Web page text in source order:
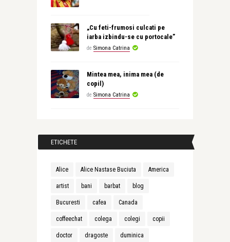
„Cu feti-frumosi culcati pe
iarba izbindu-se cu portocale”
de Simona Catrina
Mintea mea, inima mea (de
copil)
de Simona Catrina
ETICHETE
Alice Alice Nastase Buciuta America
artist bani barbat blog
Bucuresti cafea Canada
coffeechat colega colegi copii
doctor dragoste duminica